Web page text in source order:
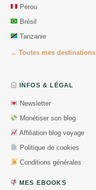
Pérou
Brésil
Tanzanie
→ Toutes mes destinations
INFOS & LÉGAL
Newsletter
Monétiser son blog
Affiliation blog voyage
Politique de cookies
Conditions générales
MES EBOOKS